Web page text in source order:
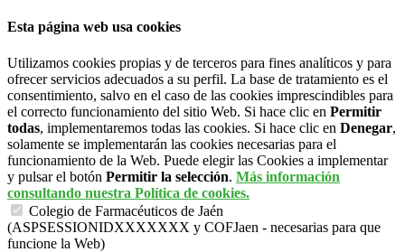
Esta página web usa cookies
Utilizamos cookies propias y de terceros para fines analíticos y para
ofrecer servicios adecuados a su perfil. La base de tratamiento es el
consentimiento, salvo en el caso de las cookies imprescindibles para
el correcto funcionamiento del sitio Web. Si hace clic en Permitir
todas, implementaremos todas las cookies. Si hace clic en Denegar,
solamente se implementarán las cookies necesarias para el
funcionamiento de la Web. Puede elegir las Cookies a implementar
y pulsar el botón Permitir la selección. Más información
consultando nuestra Política de cookies.
Colegio de Farmacéuticos de Jaén
(ASPSESSIONIDXXXXXXX y COFJaen - necesarias para que
funcione la Web)